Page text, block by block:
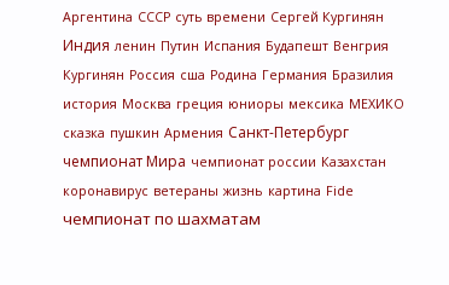
Аргентина СССР суть времени Сергей Кургинян
Индия ленин Путин Испания Будапешт Венгрия
Кургинян Россия сша Родина Германия Бразилия
история Москва греция юниоры мексика МЕХИКО
сказка пушкин Армения Санкт-Петербург
чемпионат Мира чемпионат россии Казахстан
коронавирус ветераны жизнь картина Fide
чемпионат по шахматам